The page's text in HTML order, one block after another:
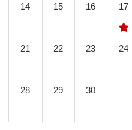
14 15 16 17
21 22 23 24
28 29 30